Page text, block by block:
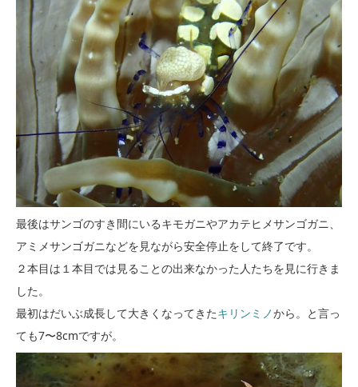
最後はサンゴのすき間にいるキモガニやアカテヒメサンゴガニ、
アミメサンゴガニなどを見ながら安全停止をして終了です。
２本目は１本目では見ることの出来なかった人たちを見に行きま
した。
最初はだいぶ成長して大きくなってきたキリンミノから。と言っ
ても7〜8cmですが。